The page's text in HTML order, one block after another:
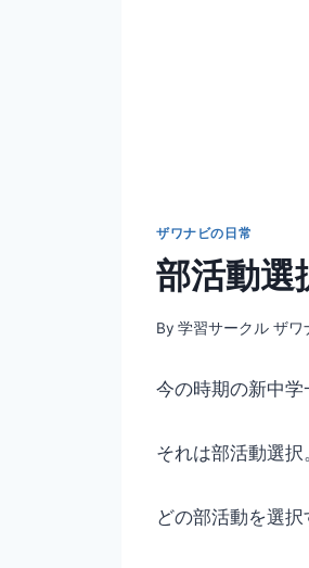
ザワナビの日常
部活動選
By 学習サークル ザワ
今の時期の新中学
それは部活動選択
どの部活動を選